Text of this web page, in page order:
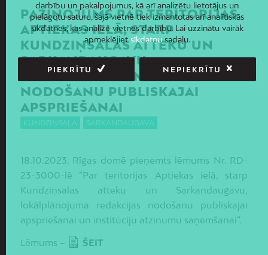
PAZIŅOJUMS PAR TERITORIJAS
APTIEKAS IELĀ, STARP
KUNDZIŅSALAS ATTEKU UN
SARKANDAUGAVU
LOKĀLPLĀNOJUMA REDAKCIJAS
NODOŠANU PUBLISKAJAI
APSPRIEŠANAI
KUNDZIŅSALA SARKANDAUGAVA
18.10.2023. Rīgas domē pieņemts lēmums Nr. RD-
23-3000-lē “Par teritorijas Aptiekas ielā, starp
Kundziņsalas atteku un Sarkandaugavu,
lokālplānojuma redakcijas nodošanu publiskajai
apspriešanai un institūciju atzinumu saņemšanai”.
Lēmums – ŠEIT
darbību un pakalpojumus, kā arī analizētu lietotājus un
pielāgotu saturu, šajā vietnē tiek izmantotas arī analītiskās
sīkdatnes, kas analizē vietnes darbību. Lai uzzinātu vairāk
apmeklējietsīkdatņusadaļu.
PIEKRĪTU NEPIEKRĪTU